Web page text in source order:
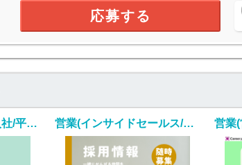
応募する
営業(派遣営業/随時入社/平日のみ週5) 営業(インサイドセールス/随時～/完全週休2日制/リモート)